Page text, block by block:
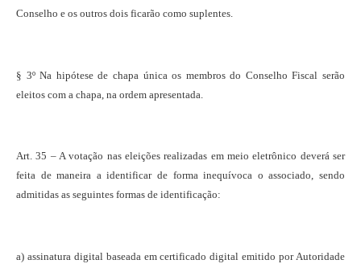
Conselho e os outros dois ficarão como suplentes.
§ 3º Na hipótese de chapa única os membros do Conselho Fiscal serão
eleitos com a chapa, na ordem apresentada.
Art. 35 – A votação nas eleições realizadas em meio eletrônico deverá ser
feita de maneira a identificar de forma inequívoca o associado, sendo
admitidas as seguintes formas de identificação:
a) assinatura digital baseada em certificado digital emitido por Autoridade